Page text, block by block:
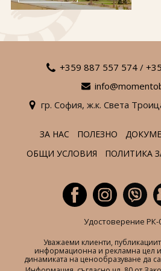
За нас
Общи условия
ЗАПИТВАНЕ
+359 887 557 574 /
гр. София, ж.к. Света
ЗА НАС ПОЛЕЗНО
ОБЩИ УСЛОВИЯ
ПОЛИТИКА
Удостоверение РК-
Уважаеми клиенти,
информационна и рекламна цел
динамиката на ценообразуване да